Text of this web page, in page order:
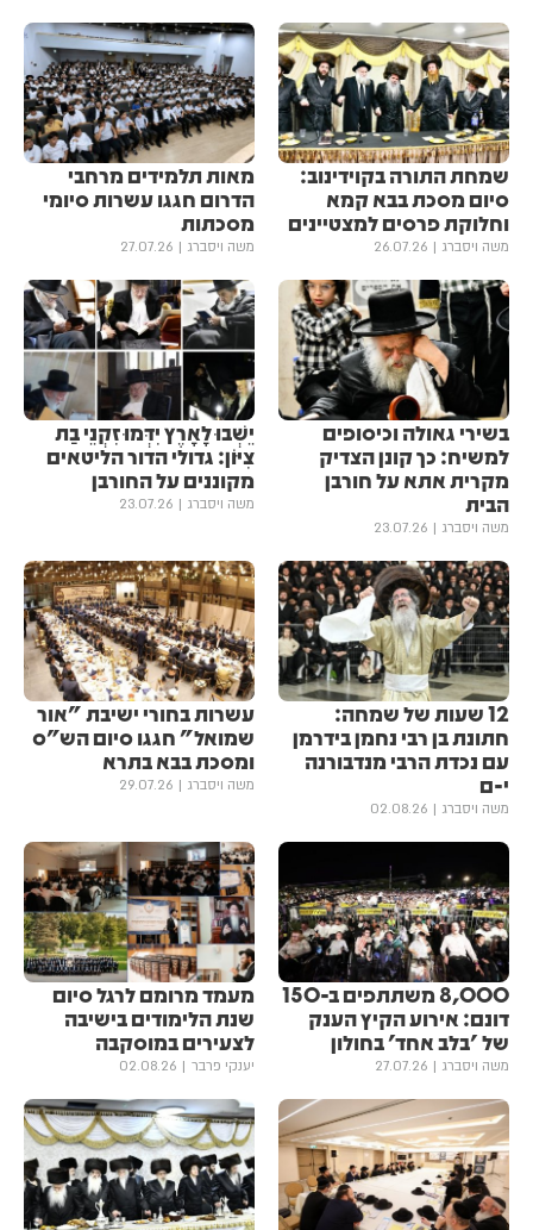
שמחת התורה בקוידינוב:
סיום מסכת בבא קמא
וחלוקת פרסים למצטיינים
משה ויסברג 26.07.26
מאות תלמידים מרחבי
הדרום חגגו עשרות סיומי
מסכתות
משה ויסברג 27.07.26
בשירי גאולה וכיסופים
למשיח: כך קונן הצדיק
מקרית אתא על חורבן
הבית
משה ויסברג 23.07.26
יֵשְׁבוּ לָאָרֶץ יִדְּמוּ זִקְנֵי בַת
צִיּוֹן: גדולי הדור הליטאים
מקוננים על החורבן
משה ויסברג 23.07.26
12 שעות של שמחה:
חתונת בן רבי נחמן בידרמן
עם נכדת הרבי מנדבורנה
י-ם
משה ויסברג 02.08.26
עשרות בחורי ישיבת "אור
שמואל" חגגו סיום הש"ס
ומסכת בבא בתרא
משה ויסברג 29.07.26
8,000 משתתפים ב-150
דונם: אירוע הקיץ הענק
של 'בלב אחד' בחולון
משה ויסברג 27.07.26
מעמד מרומם לרגל סיום
שנת הלימודים בישיבה
לצעירים במוסקבה
יענקי פרבר 02.08.26